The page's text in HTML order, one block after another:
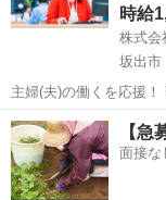
時給
株式会
坂出市
主婦(夫)の働くを応援！ [勤務日数]： 週5日~5日 08:30~17:30 月/火/水/
木/金 [勤務地・最寄駅]： 香川県坂出市本町 株式会社四国人材センタ
ー 坂
香川 坂出市 そ
【急
面接な